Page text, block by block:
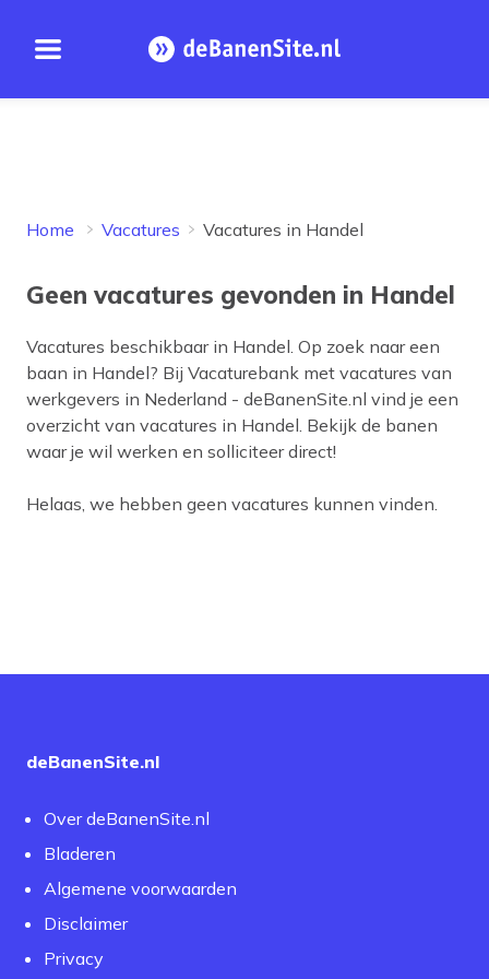
Open menu Homepage
Home Vacatures Vacatures in Handel
Geen vacatures gevonden in Handel
Vacatures beschikbaar in Handel. Op zoek naar een
baan in Handel? Bij Vacaturebank met vacatures van
werkgevers in Nederland - deBanenSite.nl vind je een
overzicht van vacatures in Handel. Bekijk de banen
waar je wil werken en solliciteer direct!
Helaas, we hebben geen vacatures kunnen vinden.
deBanenSite.nl
Over deBanenSite.nl
Bladeren
Algemene voorwaarden
Disclaimer
Privacy